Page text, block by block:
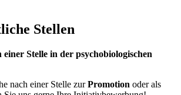
Stellen
Stelle in der psychobiologischen
nach einer Stelle zurPromotion oder als